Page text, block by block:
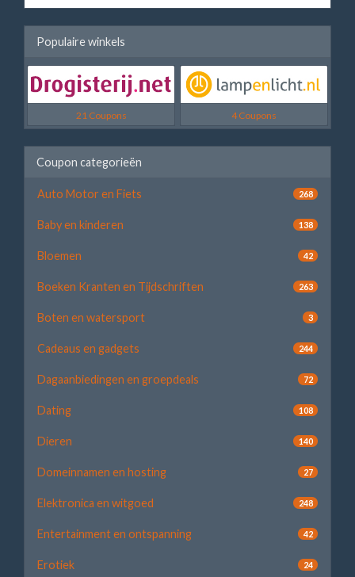
Populaire winkels
21 Coupons 4 Coupons
Coupon categorieën
Auto Motor en Fiets 268
Baby en kinderen 138
Bloemen 42
Boeken Kranten en Tijdschriften 263
Boten en watersport 3
Cadeaus en gadgets 244
Dagaanbiedingen en groepdeals 72
Dating 108
Dieren 140
Domeinnamen en hosting 27
Elektronica en witgoed 248
Entertainment en ontspanning 42
Erotiek 24